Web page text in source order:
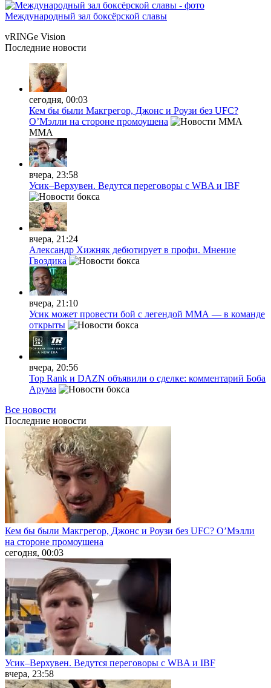
Международный зал боксёрской славы
vRINGe Vision
Последние новости
сегодня, 00:03
Кем бы были Макгрегор, Джонс и Роузи без UFC?
О’Мэлли на стороне промоушена
MMA
вчера, 23:58
Усик–Верхувен. Ведутся переговоры с WBA и IBF
вчера, 21:24
Александр Хижняк дебютирует в профи. Мнение
Гвоздика
вчера, 21:10
Усик может провести бой с легендой ММА — в команде
открыты
вчера, 20:56
Top Rank и DAZN объявили о сделке: комментарий Боба
Арума
Все новости
Последние новости
Кем бы были Макгрегор, Джонс и Роузи без UFC? О’Мэлли
на стороне промоушена
сегодня, 00:03
Усик–Верхувен. Ведутся переговоры с WBA и IBF
вчера, 23:58